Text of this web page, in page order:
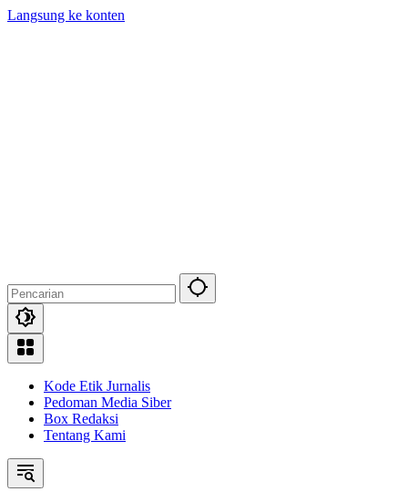
Langsung ke konten
Kode Etik Jurnalis
Pedoman Media Siber
Box Redaksi
Tentang Kami